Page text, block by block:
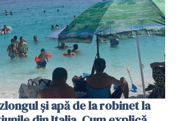
și apă de la robinet la